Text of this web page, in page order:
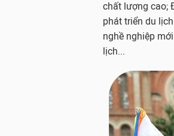
chất lượng cao;
phát triển du
nghề nghiệp
lịch...